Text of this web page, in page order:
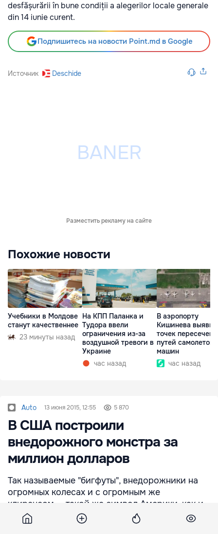
desfășurării în bune condiții a alegerilor locale generale
din 14 iunie curent.
Подпишитесь на новости Point.md в Google
Источник Deschide
Разместить рекламу на сайте
Похожие новости
Учебники в Молдове
станут качественнее
23 минуты назад
На КПП Паланка и
Тудора ввели
ограничения из-за
воздушной тревоги в
Украине
час назад
В аэропорту
Кишинева
точек
путей самолетов
машин
час назад
Auto 13 июня 2015, 12:55 5 870
В США построили
внедорожного монстра за
миллион долларов
Так называемые "бигфуты", внедорожники на
огромных колесах и с огромным же
клиренсом, – такой же символ Америки, как и
статуя Свободы.